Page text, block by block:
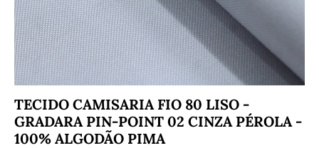
TECIDO CAMISARIA FIO 80 LISO -
GRADARA PIN-POINT 02 CINZA PÉROLA -
100% ALGODÃO PIMA